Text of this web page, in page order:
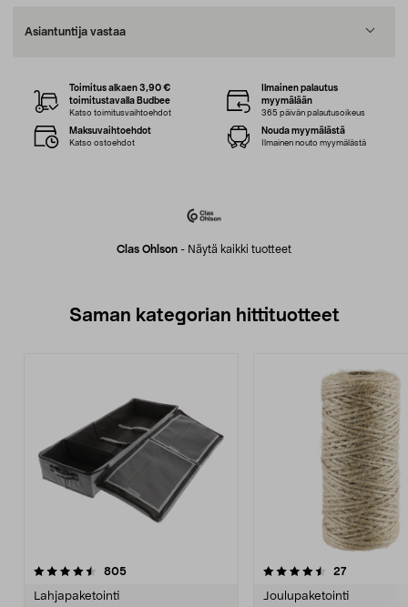
Asiantuntija vastaa
Clas Ohlson - Näytä kaikki tuotteet
Toimitus alkaen 3,90 €
toimitustavalla Budbee
Katso toimitusvaihtoehdot
Ilmainen palautus
myymälään
365 päivän palautusoikeus
Maksuvaihtoehdot
Katso ostoehdot
Nouda myymälästä
Ilmainen nouto myymälästä
Saman kategorian hittituotteet
805arvostelut
Lahjapaketointi
4.5 viidestä
27arvostelut
Joulupaketointi
4.0 viidestä